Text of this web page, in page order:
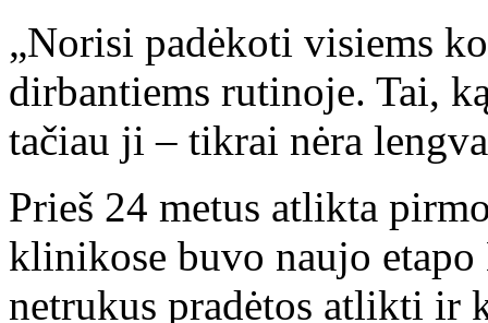
„Norisi padėkoti visiems
dirbantiems rutinoje. Tai,
tačiau ji – tikrai nėra
Prieš 24 metus atlikta
klinikose buvo naujo
netrukus pradėtos atlikti ir